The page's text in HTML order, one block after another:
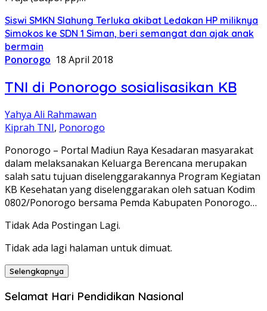
Siswi SMKN Slahung Terluka akibat Ledakan HP miliknya
Simokos ke SDN 1 Siman, beri semangat dan ajak anak
bermain
Ponorogo 18 April 2018
TNI di Ponorogo sosialisasikan KB
Yahya Ali Rahmawan
Kiprah TNI, Ponorogo
Ponorogo – Portal Madiun Raya Kesadaran masyarakat
dalam melaksanakan Keluarga Berencana merupakan
salah satu tujuan diselenggarakannya Program Kegiatan
KB Kesehatan yang diselenggarakan oleh satuan Kodim
0802/Ponorogo bersama Pemda Kabupaten Ponorogo…
Tidak Ada Postingan Lagi.
Tidak ada lagi halaman untuk dimuat.
Selengkapnya
Selamat Hari Pendidikan Nasional